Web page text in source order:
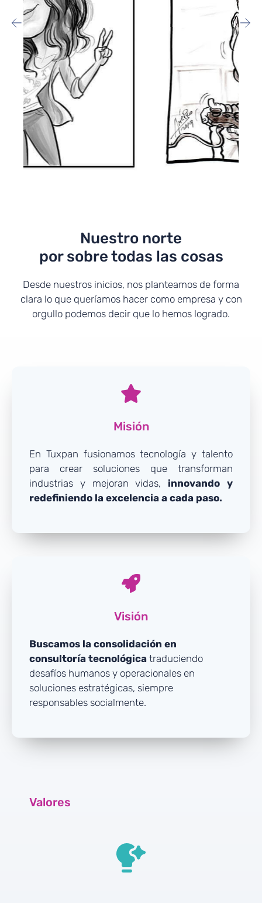
Nuestro norte
por sobre todas las cosas
Desde nuestros inicios, nos planteamos de forma
clara lo que queríamos hacer como empresa y con
orgullo podemos decir que lo hemos logrado.
Misión
En Tuxpan fusionamos tecnología y talento
para crear soluciones que transforman
industrias y mejoran vidas, innovando y
redefiniendo la excelencia a cada paso.
Visión
Buscamos la consolidación en
consultoría tecnológica traduciendo
desafíos humanos y operacionales en
soluciones estratégicas, siempre
responsables socialmente.
Valores